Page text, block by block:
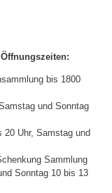
bis 1800
und Sonntag
20 Uhr, Samstag und
Sammlung
Sonntag 10 bis 13